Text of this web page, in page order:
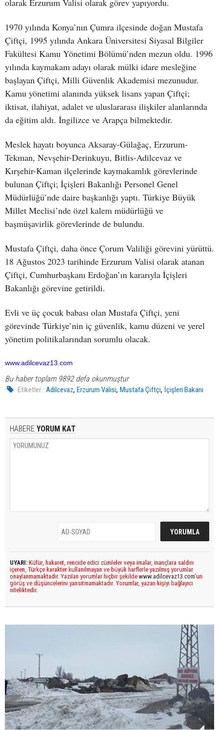
olarak Erzurum Valisi olarak görev yapıyordu.
1970 yılında Konya’nın Çumra ilçesinde doğan Mustafa
Çiftçi, 1995 yılında Ankara Üniversitesi Siyasal Bilgiler
Fakültesi Kamu Yönetimi Bölümü’nden mezun oldu. 1996
yılında kaymakam adayı olarak mülki idare mesleğine
başlayan Çiftçi, Milli Güvenlik Akademisi mezunudur.
Kamu yönetimi alanında yüksek lisans yapan Çiftçi;
iktisat, ilahiyat, adalet ve uluslararası ilişkiler alanlarında
da eğitim aldı. İngilizce ve Arapça bilmektedir.
Meslek hayatı boyunca Aksaray-Gülağaç, Erzurum-
Tekman, Nevşehir-Derinkuyu, Bitlis-Adilcevaz ve
Kırşehir-Kaman ilçelerinde kaymakamlık görevlerinde
bulunan Çiftçi; İçişleri Bakanlığı Personel Genel
Müdürlüğü’nde daire başkanlığı yaptı. Türkiye Büyük
Millet Meclisi’nde özel kalem müdürlüğü ve
başmüşavirlik görevlerinde de bulundu.
Mustafa Çiftçi, daha önce Çorum Valiliği görevini yürüttü.
18 Ağustos 2023 tarihinde Erzurum Valisi olarak atanan
Çiftçi, Cumhurbaşkanı Erdoğan’ın kararıyla İçişleri
Bakanlığı görevine getirildi.
Evli ve üç çocuk babası olan Mustafa Çiftçi, yeni
görevinde Türkiye’nin iç güvenlik, kamu düzeni ve yerel
yönetim politikalarından sorumlu olacak.
www.adilcevaz13.com
Bu haber toplam 9892 defa okunmuştur
Etiketler : Adilcevaz,Erzurum Valisi,Mustafa Çiftçi, İçişleri Bakanı
HABERE YORUM KAT
UYARI: Küfür, hakaret, rencide edici cümleler veya imalar, inançlara saldırı
içeren, Türkçe karakter kullanılmayan ve büyük harflerle yazılmış yorumlar
onaylanmamaktadır. Yazılan yorumlar hiçbir şekilde www.adilcevaz13.com’un
görüş ve düşüncelerini yansıtmamaktadır. Yorumlar, yazan kişiyi bağlayıcı
niteliktedir.